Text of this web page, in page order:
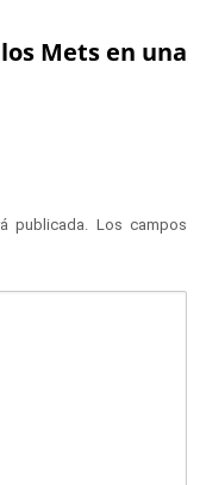
Mets en una
publicada.
Los campos